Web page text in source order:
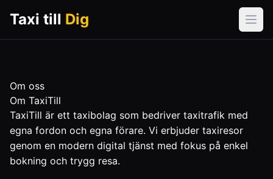
Taxi till Dig
Om oss
Om TaxiTill
TaxiTill är ett taxibolag som bedriver taxitrafik med
egna fordon och egna förare. Vi erbjuder taxiresor
genom en modern digital tjänst med fokus på enkel
bokning och trygg resa.